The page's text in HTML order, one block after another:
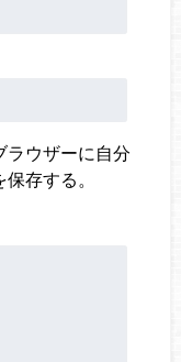
ラウザーに自分
存する。